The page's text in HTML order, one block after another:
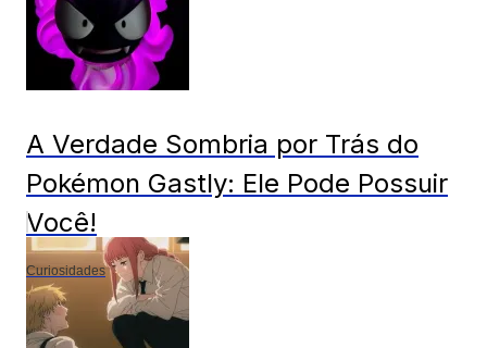
A Verdade Sombria por Trás do
Pokémon Gastly: Ele Pode Possuir
Você!
Curiosidades